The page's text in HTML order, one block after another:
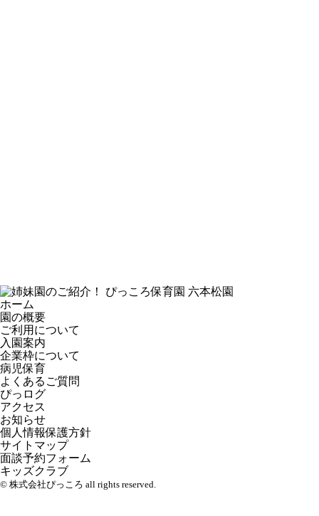
ホーム
園の概要
ご利用について
入園案内
企業枠について
病児保育
よくあるご質問
ぴっログ
アクセス
お知らせ
個人情報保護方針
サイトマップ
面談予約フォーム
キッズクラブ
© 株式会社ぴっころ all rights reserved.